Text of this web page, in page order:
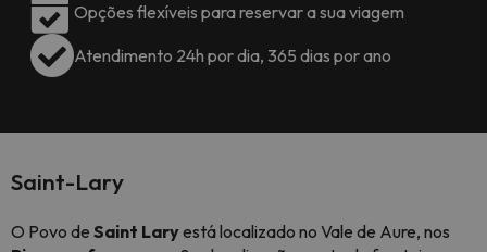
Opções flexíveis para reservar a sua viagem
Atendimento 24h por dia, 365 dias por ano
Saint-Lary
O Povo de Saint Laryestá localizado no Vale de Aure, nos